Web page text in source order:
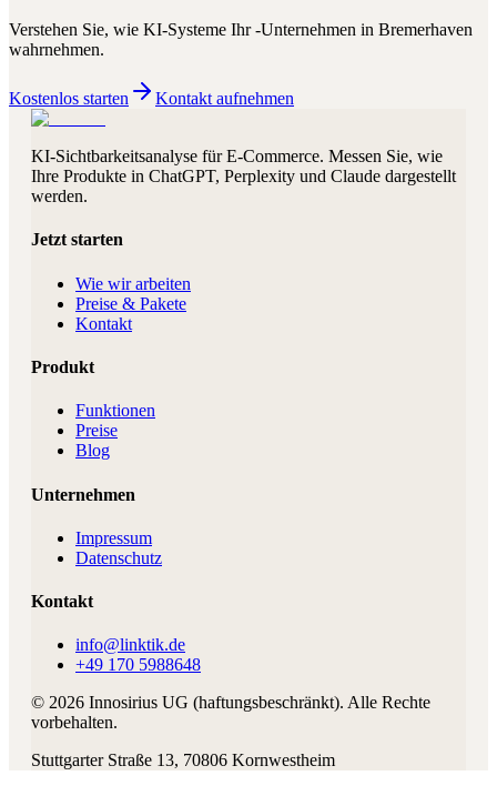
Verstehen Sie, wie KI-Systeme Ihr-Unternehmen in Bremerhaven
wahrnehmen.
Kostenlos starten Kontakt aufnehmen
KI-Sichtbarkeitsanalyse für E-Commerce. Messen Sie, wie
Ihre Produkte in ChatGPT, Perplexity und Claude dargestellt
werden.
Jetzt starten
Wie wir arbeiten
Preise & Pakete
Kontakt
Produkt
Funktionen
Preise
Blog
Unternehmen
Impressum
Datenschutz
Kontakt
info@linktik.de
+49 170 5988648
© 2026 Innosirius UG (haftungsbeschränkt). Alle Rechte
vorbehalten.
Stuttgarter Straße 13, 70806 Kornwestheim